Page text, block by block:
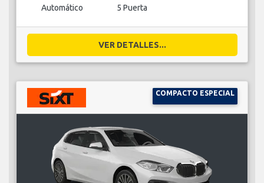
Automático 5 Puerta
VER DETALLES...
COMPACTO ESPECIAL